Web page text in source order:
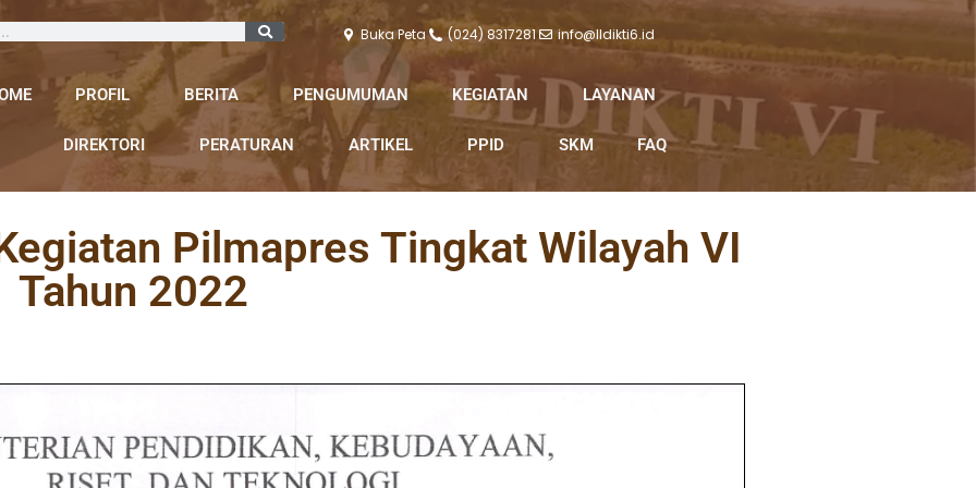
Buka Peta (024) 8317281 info@lldikti6.id
PROFIL BERITA PENGUMUMAN KEGIATAN LAYANAN
DIREKTORI PERATURAN ARTIKEL PPID SKM FAQ
Pilmapres Tingkat Wilayah VI
Tahun 2022